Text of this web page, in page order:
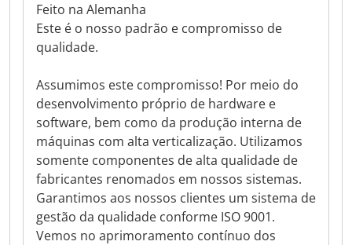
Feito na Alemanha
Este é o nosso padrão e compromisso de
qualidade.
Assumimos este compromisso! Por meio do
desenvolvimento próprio de hardware e
software, bem como da produção interna de
máquinas com alta verticalização. Utilizamos
somente componentes de alta qualidade de
fabricantes renomados em nossos sistemas.
Garantimos aos nossos clientes um sistema de
gestão da qualidade conforme ISO 9001.
Vemos no aprimoramento contínuo dos